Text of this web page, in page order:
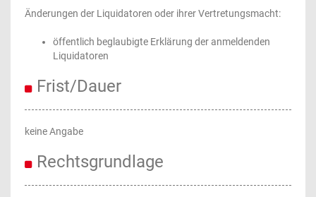
Änderungen der Liquidatoren oder ihrer Vertretungsmacht:
öffentlich beglaubigte Erklärung der anmeldenden
Liquidatoren
Frist/Dauer
keine Angabe
Rechtsgrundlage